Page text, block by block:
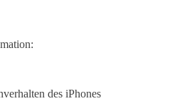
des iPhones